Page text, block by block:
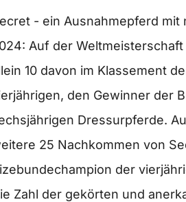
- ein Ausnahmepferd
Auf der
10 davon im Klassement
den Gewinner der
Dressurpferde.
25 Nachkommen von
der
Zahl der gekörten und